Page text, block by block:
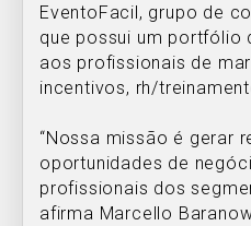
EventoFacil, grupo de
que possui um portfólio
aos profissionais de
incentivos, rh/
“Nossa missão é gerar
oportunidades de
profissionais dos
afirma Marcello